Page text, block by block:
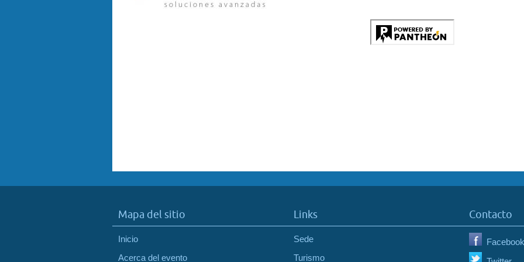
Mapa del sitio
Inicio
Acerca del evento
Links
Sede
Turismo
Contacto
Facebook